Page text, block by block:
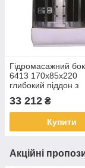
Гідромасажний
6413 170x85x220
глибокий піддон з
електронікою і
гідромасажем
33 212 ₴
Купити
Акційні